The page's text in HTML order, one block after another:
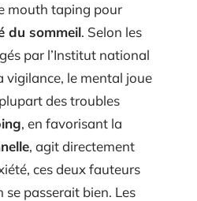
mouth taping pour
du sommeil. Selon les
par l’Institut national
vigilance, le mental joue
des troubles
, en favorisant la
, agit directement
ces deux fauteurs
se passerait bien. Les